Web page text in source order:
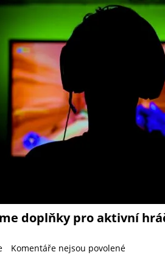
09-05-2025 ] Domácí pec na pizzu Cuisinart
[ 06-05-2025 ] Blockchain a růst krypto kasin:
SOFTWARE
doplňky pro aktivní
Komentáře nejsou povolené